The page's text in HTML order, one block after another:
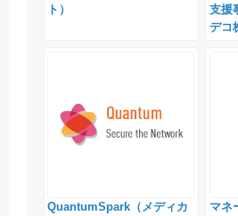
ト）
支援
デコ
QuantumSpark（メディカ
マネ